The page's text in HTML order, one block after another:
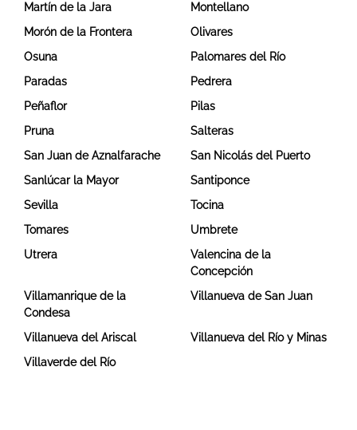
Martín de la Jara
Montellano
Morón de la Frontera
Olivares
Osuna
Palomares del Río
Paradas
Pedrera
Peñaflor
Pilas
Pruna
Salteras
San Juan de Aznalfarache
San Nicolás del Puerto
Sanlúcar la Mayor
Santiponce
Sevilla
Tocina
Tomares
Umbrete
Utrera
Valencina de la
Concepción
Villamanrique de la
Condesa
Villanueva de San Juan
Villanueva del Ariscal
Villanueva del Río y Minas
Villaverde del Río